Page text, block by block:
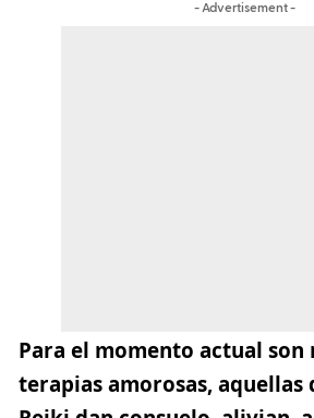
- Advertisement -
Para el momento actual son
terapias amorosas, aquellas